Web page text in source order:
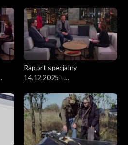
Polsce
Raport specjalny
14.12.2025 –